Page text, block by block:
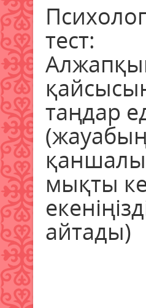
тест:
таңдар
мықты
айтады)